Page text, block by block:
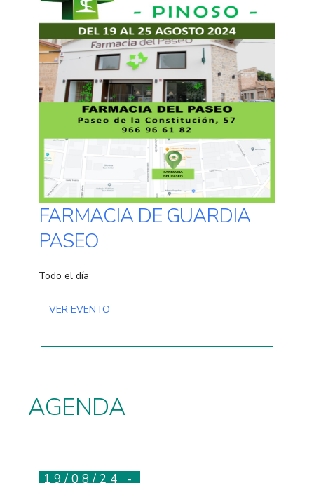
FARMACIA DE GUARDIA
PASEO
Todo el día
VER EVENTO
AGENDA
19/08/24 -